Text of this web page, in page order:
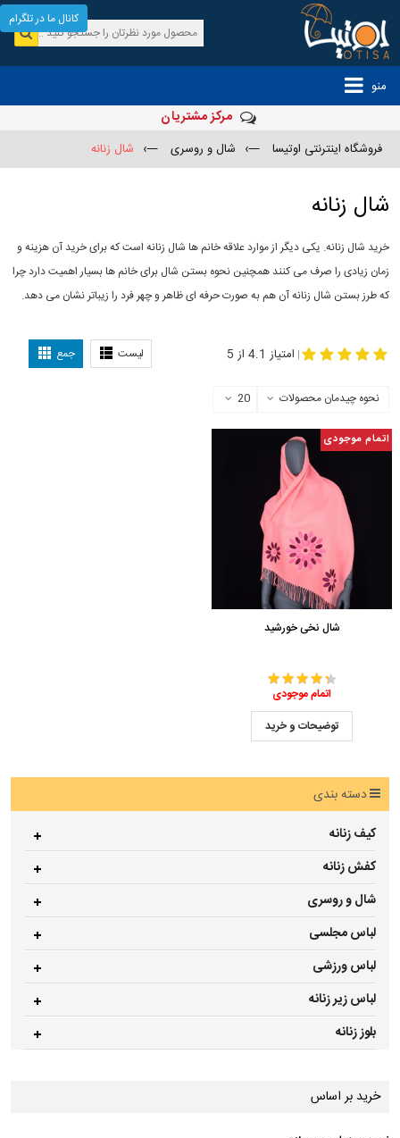
منو
مرکز مشتریان
فروشگاه اینترنتی اوتیسا —› شال و روسری —› شال زنانه
شال زنانه
خرید شال زنانه. یکی دیگر از موارد علاقه خانم ها شال زنانه است که برای خرید آن هزینه و
زمان زیادی را صرف می کنند همچنین نحوه بستن شال برای خانم ها بسیار اهمیت دارد چرا
که طرز بستن شال زنانه آن هم به صورت حرفه ای ظاهر و چهر فرد را زیباتر نشان می دهد.
لیست جمع | امتیاز 4.1 از 5
نحوه چیدمان محصولات 20
اتمام موجودی
شال نخی خورشید
اتمام موجودی
توضیحات و خرید
دسته بندی
کیف زنانه
کفش زنانه
شال و روسری
لباس مجلسی
لباس ورزشی
لباس زیر زنانه
بلوز زنانه
خرید بر اساس
کانال ما در تلگرام